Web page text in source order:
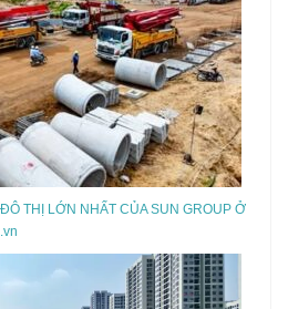
THỊ LỚN NHẤT CỦA SUN GROUP Ở